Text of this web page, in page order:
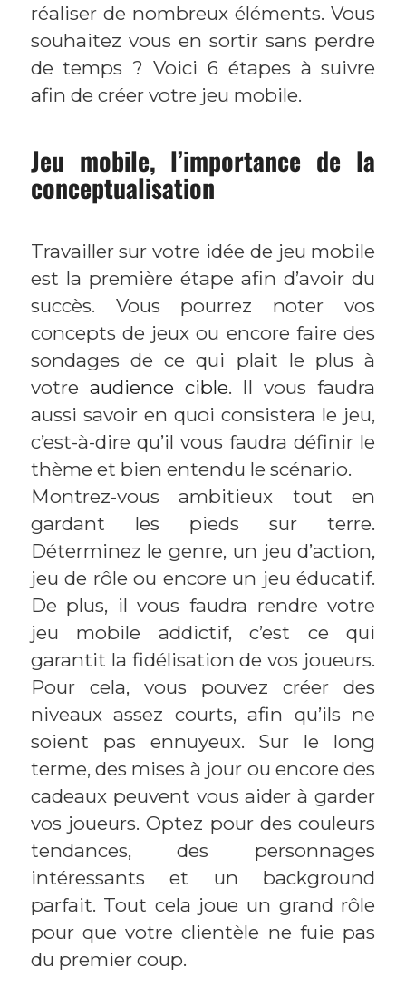
réaliser de nombreux éléments. Vous
souhaitez vous en sortir sans perdre
de temps ? Voici 6 étapes à suivre
afin de créer votre jeu mobile.
Jeu mobile, l’importance de la
conceptualisation
Travailler sur votre idée de jeu mobile
est la première étape afin d’avoir du
succès. Vous pourrez noter vos
concepts de jeux ou encore faire des
sondages de ce qui plait le plus à
votre audience cible. Il vous faudra
aussi savoir en quoi consistera le jeu,
c’est-à-dire qu’il vous faudra définir le
thème et bien entendu le scénario.
Montrez-vous ambitieux tout en
gardant les pieds sur terre.
Déterminez le genre, un jeu d’action,
jeu de rôle ou encore un jeu éducatif.
De plus, il vous faudra rendre votre
jeu mobile addictif, c’est ce qui
garantit la fidélisation de vos joueurs.
Pour cela, vous pouvez créer des
niveaux assez courts, afin qu’ils ne
soient pas ennuyeux. Sur le long
terme, des mises à jour ou encore des
cadeaux peuvent vous aider à garder
vos joueurs. Optez pour des couleurs
tendances, des personnages
intéressants et un background
parfait. Tout cela joue un grand rôle
pour que votre clientèle ne fuie pas
du premier coup.